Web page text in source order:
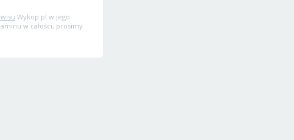
Wykop.pl w jego
w całości, prosimy